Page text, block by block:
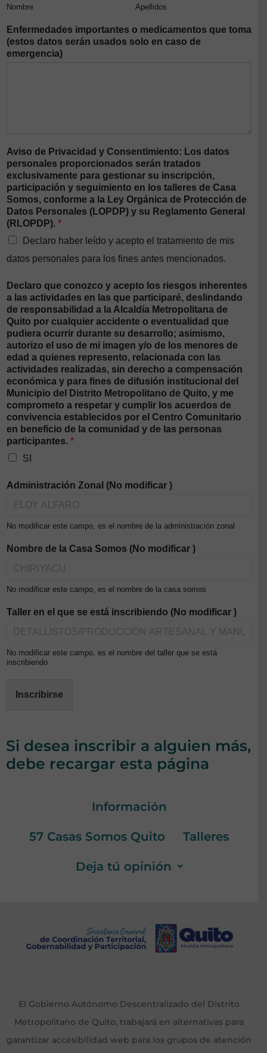
Nombre Apellidos
Enfermedades importantes o medicamentos que toma
(estos datos serán usados solo en caso de
emergencia)
Aviso de Privacidad y Consentimiento: Los datos
personales proporcionados serán tratados
exclusivamente para gestionar su inscripción,
participación y seguimiento en los talleres de Casa
Somos, conforme a la Ley Orgánica de Protección de
Datos Personales (LOPDP) y su Reglamento General
(RLOPDP). *
Declaro haber leído y acepto el tratamiento de mis
datos personales para los fines antes mencionados.
Declaro que conozco y acepto los riesgos inherentes
a las actividades en las que participaré, deslindando
de responsabilidad a la Alcaldía Metropolitana de
Quito por cualquier accidente o eventualidad que
pudiera ocurrir durante su desarrollo; asimismo,
autorizo el uso de mi imagen y/o de los menores de
edad a quienes represento, relacionada con las
actividades realizadas, sin derecho a compensación
económica y para fines de difusión institucional del
Municipio del Distrito Metropolitano de Quito, y me
comprometo a respetar y cumplir los acuerdos de
convivencia establecidos por el Centro Comunitario
en beneficio de la comunidad y de las personas
participantes. *
SI
Administración Zonal (No modificar )
No modificar este campo, es el nombre de la administración zonal
Nombre de la Casa Somos (No modificar )
No modificar este campo, es el nombre de la casa somos
Taller en el que se está inscribiendo (No modificar )
No modificar este campo, es el nombre del taller que se está
inscribiendo
Inscribirse
Si desea inscribir a alguien más,
debe recargar esta página
Información
57 Casas Somos Quito Talleres
Deja tú opinión
El Gobierno Autónomo Descentralizado del Distrito
Metropolitano de Quito, trabajará en alternativas para
garantizar accesibilidad web para los grupos de atención